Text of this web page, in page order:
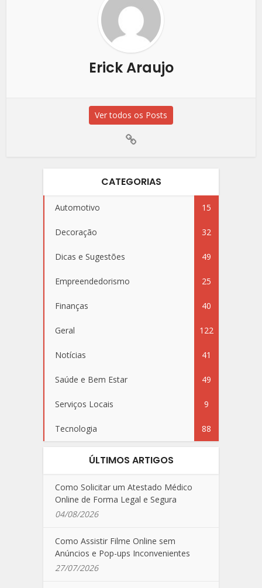
Erick Araujo
Ver todos os Posts
CATEGORIAS
Automotivo 15
Decoração 32
Dicas e Sugestões 49
Empreendedorismo 25
Finanças 40
Geral 122
Notícias 41
Saúde e Bem Estar 49
Serviços Locais 9
Tecnologia 88
ÚLTIMOS ARTIGOS
Como Solicitar um Atestado Médico
Online de Forma Legal e Segura
04/08/2026
Como Assistir Filme Online sem
Anúncios e Pop-ups Inconvenientes
27/07/2026